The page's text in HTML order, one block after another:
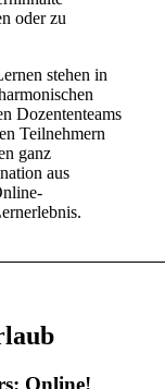
oder zu
stehen in
Dozententeams
Teilnehmern
ganz
aus
Online!